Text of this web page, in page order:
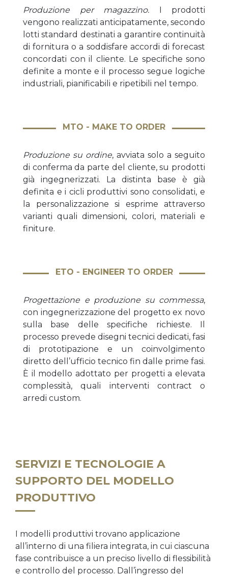
Produzione per magazzino. I prodotti
vengono realizzati anticipatamente, secondo
lotti standard destinati a garantire continuità
di fornitura o a soddisfare accordi di forecast
concordati con il cliente. Le specifiche sono
definite a monte e il processo segue logiche
industriali, pianificabili e ripetibili nel tempo.
MTO - MAKE TO ORDER
Produzione su ordine, avviata solo a seguito
di conferma da parte del cliente, su prodotti
già ingegnerizzati. La distinta base è già
definita e i cicli produttivi sono consolidati, e
la personalizzazione si esprime attraverso
varianti quali dimensioni, colori, materiali e
finiture.
ETO - ENGINEER TO ORDER
Progettazione e produzione su commessa,
con ingegnerizzazione del progetto ex novo
sulla base delle specifiche richieste. Il
processo prevede disegni tecnici dedicati, fasi
di prototipazione e un coinvolgimento
diretto dell’ufficio tecnico fin dalle prime fasi.
È il modello adottato per progetti a elevata
complessità, quali interventi contract o
arredi custom.
SERVIZI E TECNOLOGIE A
SUPPORTO DEL MODELLO
PRODUTTIVO
I modelli produttivi trovano applicazione
all’interno di una filiera integrata, in cui ciascuna
fase contribuisce a un preciso livello di flessibilità
e controllo del processo. Dall’ingresso del